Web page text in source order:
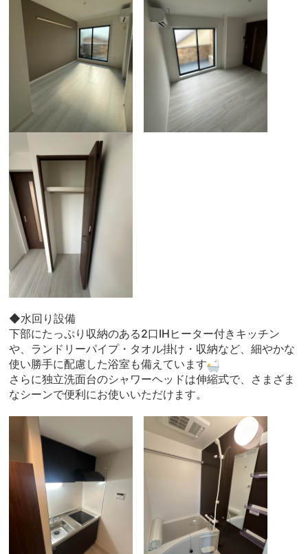
◆水回り設備
下部にたっぷり収納のある2口IHヒーター付きキッチン
や、ランドリーパイプ・タオル掛け・収納など、細やかな
使い勝手に配慮した浴室も備えています
さらに独立洗面台のシャワーヘッドは伸縮式で、さまざま
なシーンで便利にお使いいただけます。